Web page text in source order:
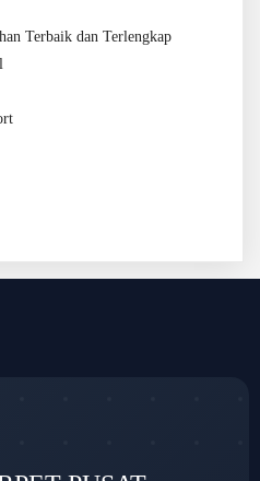
Terbaik dan Terlengkap